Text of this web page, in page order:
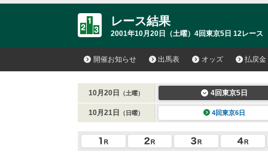
レース結果
2001年10月20日（土曜）4回東京5日 12レース
開催お知らせ 出馬表 オッズ 払戻金
10月20日 （土曜） 4回東京5日
10月21日 （日曜） 4回東京6日